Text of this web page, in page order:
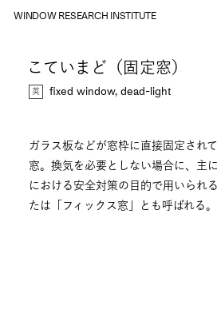
WINDOW RESEARCH INSTITUTE
こていまど（固定窓）
fixed window, dead-light
ガラス板などが窓枠に直接固定され
窓。換気を必要としない場合に、主
における安全対策の目的で用いられ
たは「フィックス窓」とも呼ばれる。